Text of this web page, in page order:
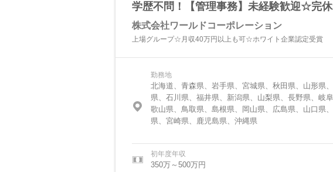
学歴不問！【管理事務】未経験歓迎☆完
株式会社ワールドコーポレーション
上場グループ☆月収40万円以上も可☆ホワイト企業認定受賞
勤務地
北海道、青森県、岩手県、宮城県、秋田県、山形県
県、石川県、福井県、新潟県、山梨県、長野県、岐
歌山県、鳥取県、島根県、岡山県、広島県、山口県
県、宮崎県、鹿児島県、沖縄県
初年度年収
350万～500万円